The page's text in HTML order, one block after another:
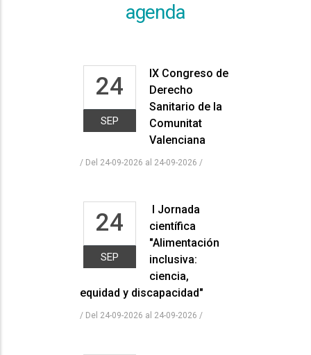
agenda
24
SEP
IX Congreso de
Derecho
Sanitario de la
Comunitat
Valenciana
/ Del 24-09-2026 al 24-09-2026 /
24
SEP
I Jornada
científica
"Alimentación
inclusiva:
ciencia,
equidad y discapacidad"
/ Del 24-09-2026 al 24-09-2026 /